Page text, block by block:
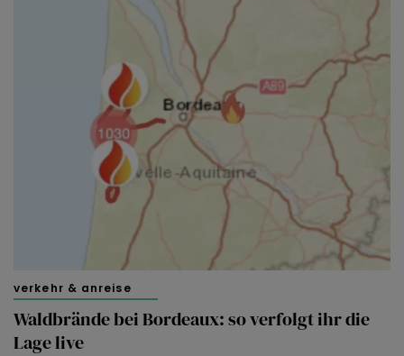
verkehr & anreise
Waldbrände bei Bordeaux: so verfolgt ihr die
Lage live